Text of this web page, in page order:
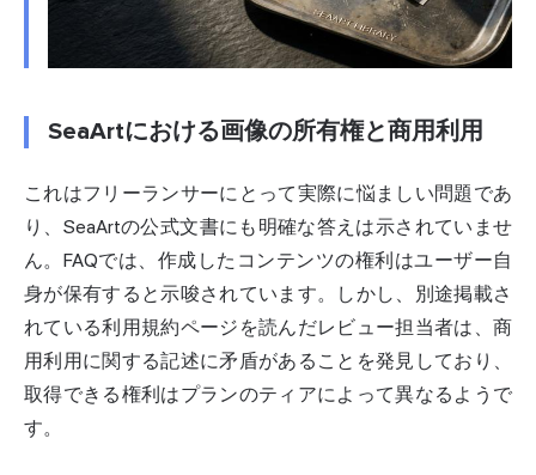
SeaArtにおける画像の所有権と商用利用
これはフリーランサーにとって実際に悩ましい問題であ
り、SeaArtの公式文書にも明確な答えは示されていませ
ん。FAQでは、作成したコンテンツの権利はユーザー自
身が保有すると示唆されています。しかし、別途掲載さ
れている利用規約ページを読んだレビュー担当者は、商
用利用に関する記述に矛盾があることを発見しており、
取得できる権利はプランのティアによって異なるようで
す。